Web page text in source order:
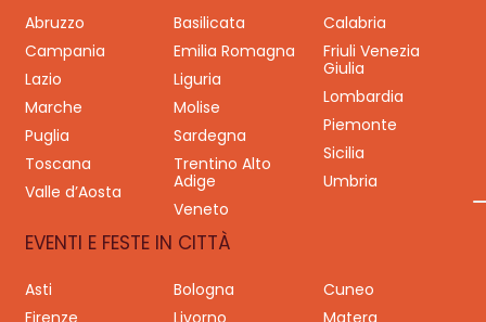
Abruzzo Basilicata
Calabria
Campania
Emilia Romagna
Friuli Venezia
Giulia
Lazio
Liguria
Lombardia
Marche
Molise
Piemonte
Puglia
Sardegna
Sicilia
Toscana
Trentino Alto
Adige
Umbria
Valle d’Aosta
Veneto
EVENTI E FESTE IN CITTÀ
Asti Bologna
Cuneo
Firenze
Livorno
Matera